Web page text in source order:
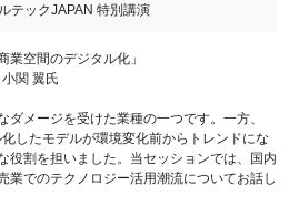
テックJAPAN 特別講演
業空間のデジタル化」
関 翼氏
ダメージを受けた業種の一つです。一方、
したモデルが環境変化前からトレンドにな
役割を担いました。当セッションでは、国内
業でのテクノロジー活用潮流についてお話し